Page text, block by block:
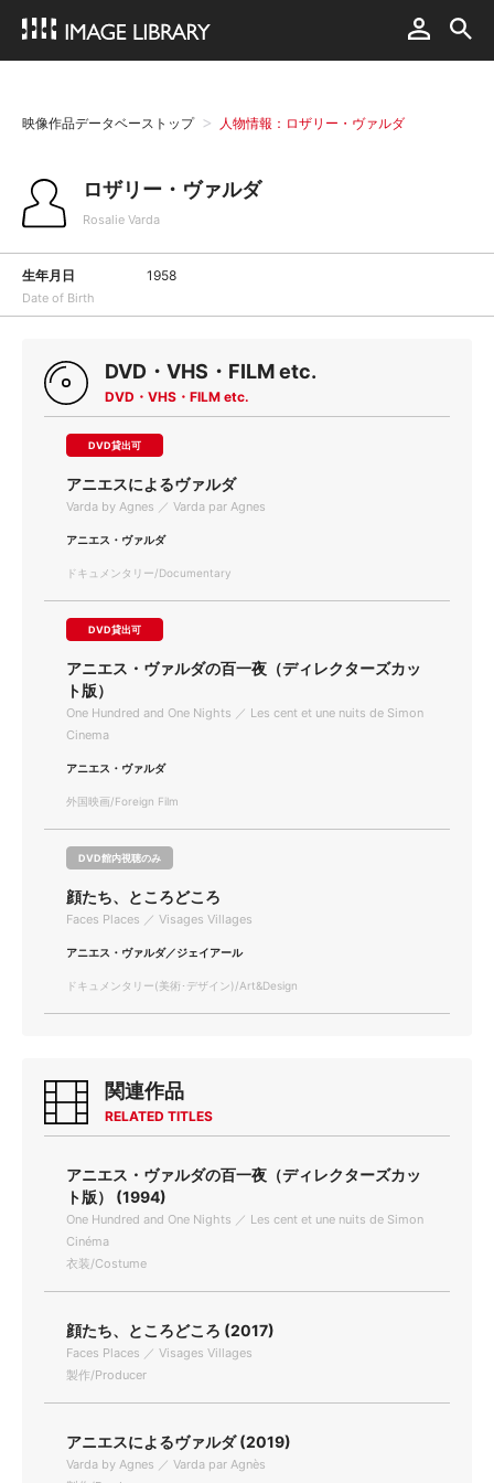
映像作品データベーストップ 人物情報：ロザリー・ヴァルダ
ロザリー・ヴァルダ
Rosalie Varda
生年月日
Date of Birth
1958
DVD・VHS・FILM etc.
DVD・VHS・FILM etc.
DVD貸出可
アニエスによるヴァルダ
Varda by Agnes ／ Varda par Agnes
アニエス・ヴァルダ
ドキュメンタリー/Documentary
DVD貸出可
アニエス・ヴァルダの百一夜（ディレクターズカッ
ト版）
One Hundred and One Nights ／ Les cent et une nuits de Simon
Cinema
アニエス・ヴァルダ
外国映画/Foreign Film
DVD館内視聴のみ
顔たち、ところどころ
Faces Places ／ Visages Villages
アニエス・ヴァルダ／ジェイアール
ドキュメンタリー(美術･デザイン)/Art&Design
関連作品
RELATED TITLES
アニエス・ヴァルダの百一夜（ディレクターズカッ
ト版） (1994)
One Hundred and One Nights ／ Les cent et une nuits de Simon
Cinéma
衣装/Costume
顔たち、ところどころ (2017)
Faces Places ／ Visages Villages
製作/Producer
アニエスによるヴァルダ (2019)
Varda by Agnes ／ Varda par Agnès